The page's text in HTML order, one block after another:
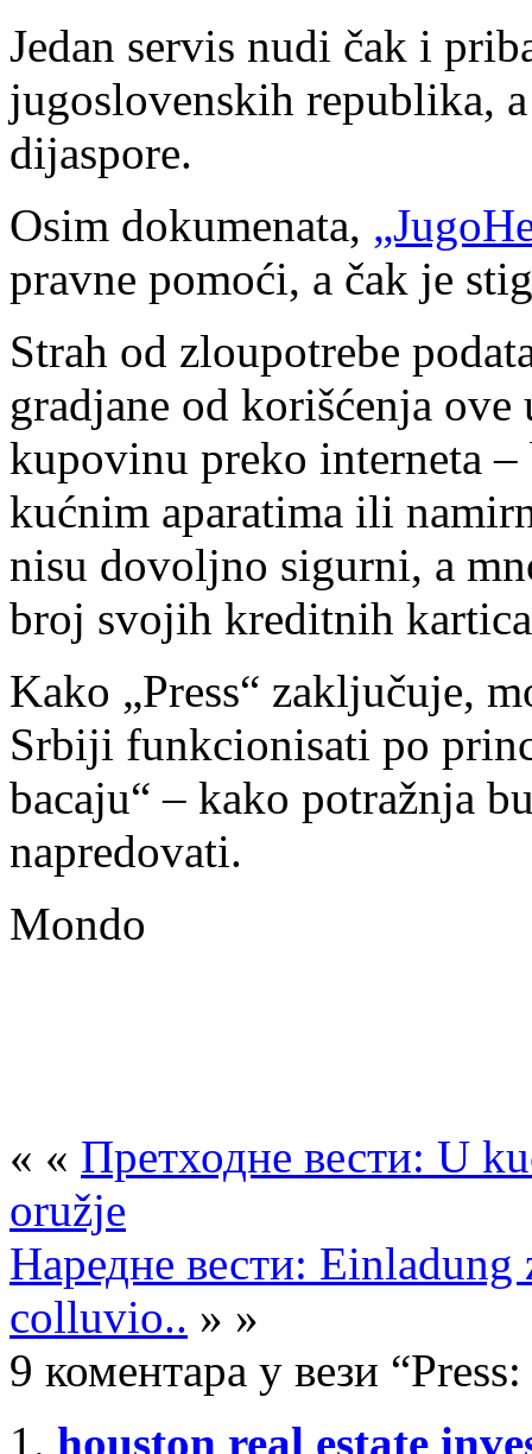
Jedan servis nudi čak i
jugoslovenskih republika,
dijaspore.
Osim dokumenata,
pravne pomoći, a čak je
Strah od zloupotrebe
gradjane od korišćenja
kupovinu preko interneta
kućnim aparatima ili
nisu dovoljno sigurni, a
broj svojih kreditnih
Kako „Press“ zaključuje,
Srbiji funkcionisati po
bacaju“ – kako potražnja
napredovati.
Mondo
« « Претходне вести: U
oružje
Наредне вести:
colluvio.. » »
9 коментара у вези
houston real estate